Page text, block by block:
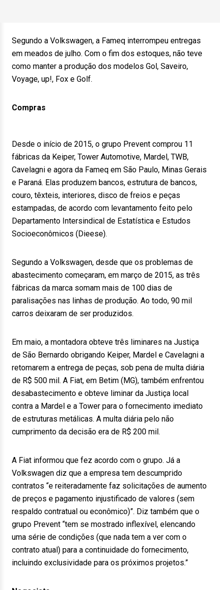
Segundo a Volkswagen, a Fameq interrompeu entregas
em meados de julho. Com o fim dos estoques, não teve
como manter a produção dos modelos Gol, Saveiro,
Voyage, up!, Fox e Golf.
Compras
Desde o início de 2015, o grupo Prevent comprou 11
fábricas da Keiper, Tower Automotive, Mardel, TWB,
Cavelagni e agora da Fameq em São Paulo, Minas Gerais
e Paraná. Elas produzem bancos, estrutura de bancos,
couro, têxteis, interiores, disco de freios e peças
estampadas, de acordo com levantamento feito pelo
Departamento Intersindical de Estatística e Estudos
Socioeconômicos (Dieese).
Segundo a Volkswagen, desde que os problemas de
abastecimento começaram, em março de 2015, as três
fábricas da marca somam mais de 100 dias de
paralisações nas linhas de produção. Ao todo, 90 mil
carros deixaram de ser produzidos.
Em maio, a montadora obteve três liminares na Justiça
de São Bernardo obrigando Keiper, Mardel e Cavelagni a
retomarem a entrega de peças, sob pena de multa diária
de R$ 500 mil. A Fiat, em Betim (MG), também enfrentou
desabastecimento e obteve liminar da Justiça local
contra a Mardel e a Tower para o fornecimento imediato
de estruturas metálicas. A multa diária pelo não
cumprimento da decisão era de R$ 200 mil.
A Fiat informou que fez acordo com o grupo. Já a
Volkswagen diz que a empresa tem descumprido
contratos “e reiteradamente faz solicitações de aumento
de preços e pagamento injustificado de valores (sem
respaldo contratual ou econômico)”. Diz também que o
grupo Prevent “tem se mostrado inflexível, elencando
uma série de condições (que nada tem a ver com o
contrato atual) para a continuidade do fornecimento,
incluindo exclusividade para os próximos projetos.”